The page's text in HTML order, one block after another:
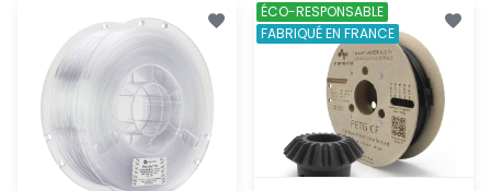
ÉCO-RESPONSABLE
FABRIQUÉ EN FRANCE